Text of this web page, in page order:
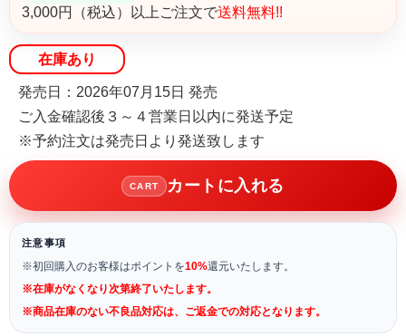
3,000円（税込）以上ご注文で送料無料!!
在庫あり
発売日：2026年07月15日 発売
ご入金確認後３～４営業日以内に発送予定
※予約注文は発売日より発送致します
CART カートに入れる
注意事項
※初回購入のお客様はポイントを10%還元いたします。
※在庫がなくなり次第終了いたします。
※商品在庫のない不良品対応は、ご返金での対応となります。